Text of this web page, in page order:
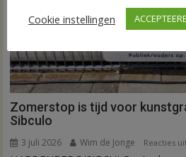
Zomerstop is tijd voor
Sibculo
3 juli 2026 Wim de Jonge Reacties
Cookie instellingen